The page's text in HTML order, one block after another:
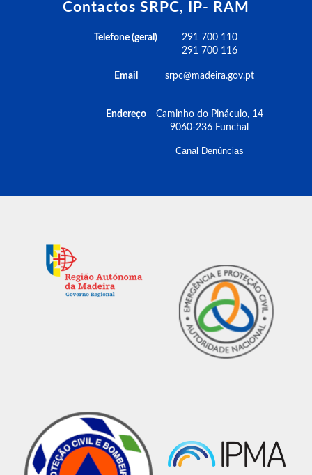
Contactos SRPC, IP- RAM
Telefone (geral)
Email
Endereço
291 700 110
291 700 116
srpc@madeira.gov.pt
Caminho do Pináculo, 14
9060-236 Funchal
Canal Denúncias